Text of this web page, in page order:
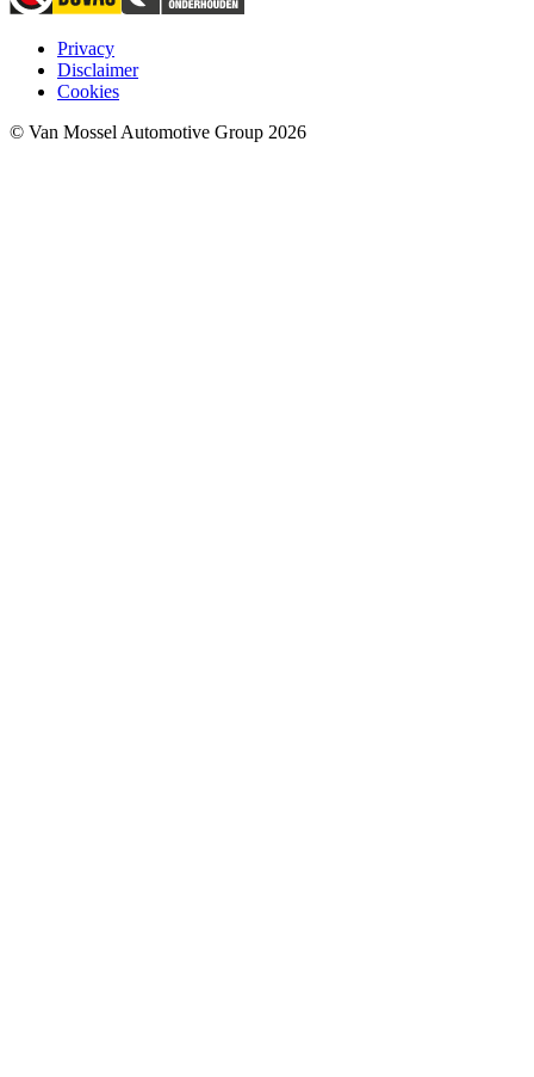
Privacy
Disclaimer
Cookies
© Van Mossel Automotive Group 2026